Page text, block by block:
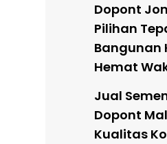
Dopont
Pilihan
Bangunan
Hemat
Jual
Dopont
Kualitas